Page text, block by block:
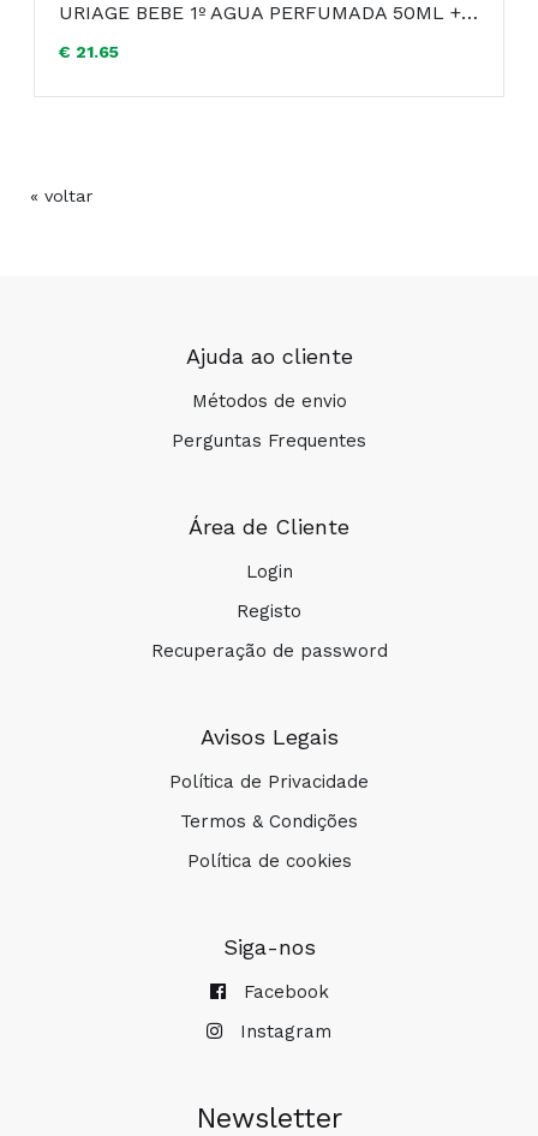
URIAGE BEBE 1º AGUA PERFUMADA 50ML + OFERTA LIVRO
€ 21.65
« voltar
Ajuda ao cliente
Métodos de envio
Perguntas Frequentes
Área de Cliente
Login
Registo
Recuperação de password
Avisos Legais
Política de Privacidade
Termos & Condições
Política de cookies
Siga-nos
Facebook
Instagram
Newsletter